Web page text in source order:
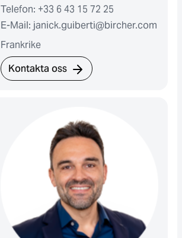
Telefon: +33 6 43 15 72 25
E-Mail: janick.guiberti@bircher.com
Frankrike
Kontakta oss